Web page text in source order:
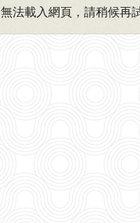
無法載入網頁，請稍候再